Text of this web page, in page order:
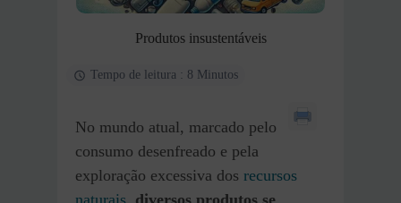
Produtos insustentáveis
Tempo de leitura : 8 Minutos
No mundo atual, marcado pelo
consumo desenfreado e pela
exploração excessiva dos recursos